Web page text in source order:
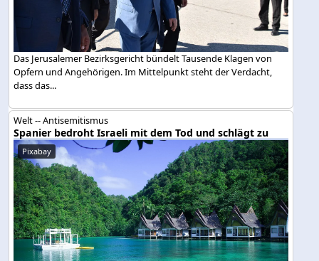
Das Jerusalemer Bezirksgericht bündelt Tausende Klagen von
Opfern und Angehörigen. Im Mittelpunkt steht der Verdacht,
dass das...
Welt -- Antisemitismus
Spanier bedroht Israeli mit dem Tod und schlägt zu
Pixabay